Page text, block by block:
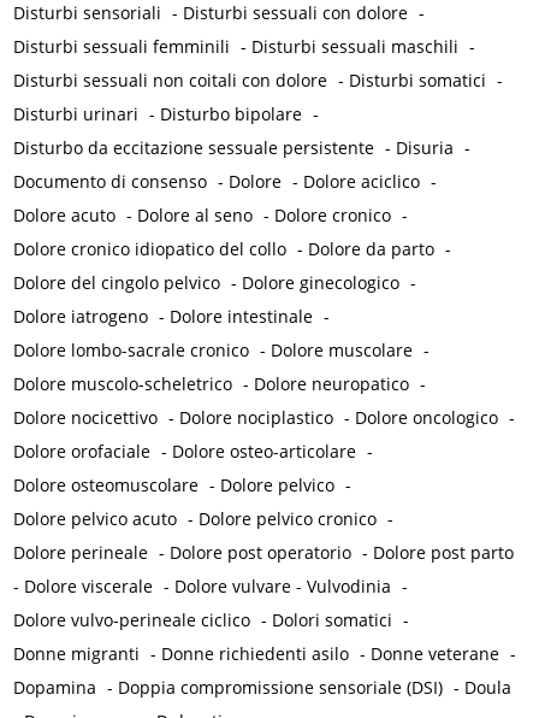
Disturbi sensoriali - Disturbi sessuali con dolore -
Disturbi sessuali femminili - Disturbi sessuali maschili -
Disturbi sessuali non coitali con dolore - Disturbi somatici -
Disturbi urinari - Disturbo bipolare -
Disturbo da eccitazione sessuale persistente - Disuria -
Documento di consenso - Dolore - Dolore aciclico -
Dolore acuto - Dolore al seno - Dolore cronico -
Dolore cronico idiopatico del collo - Dolore da parto -
Dolore del cingolo pelvico - Dolore ginecologico -
Dolore iatrogeno - Dolore intestinale -
Dolore lombo-sacrale cronico - Dolore muscolare -
Dolore muscolo-scheletrico - Dolore neuropatico -
Dolore nocicettivo - Dolore nociplastico - Dolore oncologico -
Dolore orofaciale - Dolore osteo-articolare -
Dolore osteomuscolare - Dolore pelvico -
Dolore pelvico acuto - Dolore pelvico cronico -
Dolore perineale - Dolore post operatorio - Dolore post parto
- Dolore viscerale - Dolore vulvare - Vulvodinia -
Dolore vulvo-perineale ciclico - Dolori somatici -
Donne migranti - Donne richiedenti asilo - Donne veterane -
Dopamina - Doppia compromissione sensoriale (DSI) - Doula